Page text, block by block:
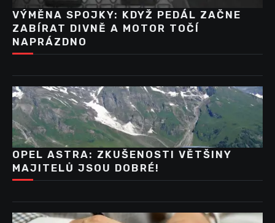
VÝMĚNA SPOJKY: KDYŽ PEDÁL ZAČNE
ZABÍRAT DIVNĚ A MOTOR TOČÍ
NAPRÁZDNO
OPEL ASTRA: ZKUŠENOSTI VĚTŠINY
MAJITELŮ JSOU DOBRÉ!